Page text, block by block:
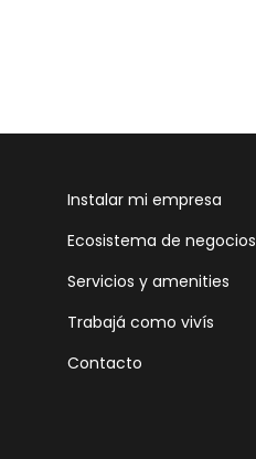
Instalar mi empresa
Ecosistema de negocios
Servicios y amenities
Trabajá como vivís
Contacto